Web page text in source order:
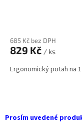
685 Kč bez DPH
829 Kč / ks
Ergonomický potah na
Prosím uvedené